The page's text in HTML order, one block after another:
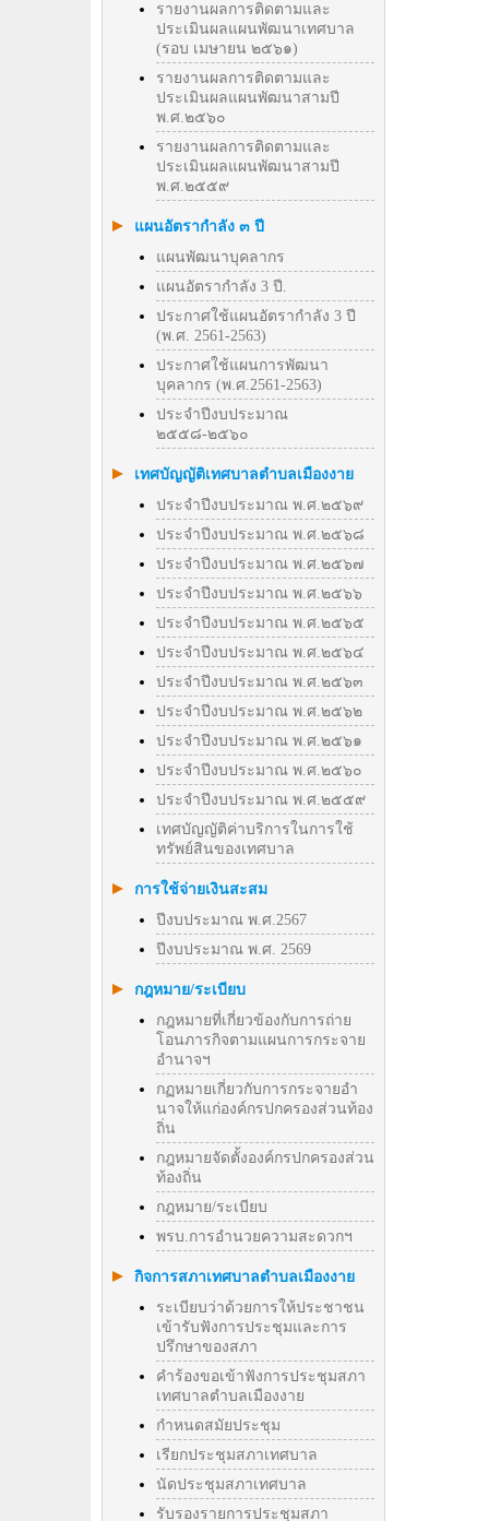
รายงานผลการติดตามและ
ประเมินผลแผนพัฒนาเทศบาล
(รอบ เมษายน ๒๕๖๑)
รายงานผลการติดตามและ
ประเมินผลแผนพัฒนาสามปี
พ.ศ.๒๕๖๐
รายงานผลการติดตามและ
ประเมินผลแผนพัฒนาสามปี
พ.ศ.๒๕๕๙
แผนอัตรากำลัง ๓ ปี
แผนพัฒนาบุคลากร
แผนอัตรากำลัง 3 ปี.
ประกาศใช้แผนอัตรากำลัง 3 ปี
(พ.ศ. 2561-2563)
ประกาศใช้แผนการพัฒนา
บุคลากร (พ.ศ.2561-2563)
ประจำปีงบประมาณ
๒๕๕๘-๒๕๖๐
เทศบัญญัติเทศบาลตำบลเมืองงาย
ประจำปีงบประมาณ พ.ศ.๒๕๖๙
ประจำปีงบประมาณ พ.ศ.๒๕๖๘
ประจำปีงบประมาณ พ.ศ.๒๕๖๗
ประจำปีงบประมาณ พ.ศ.๒๕๖๖
ประจำปีงบประมาณ พ.ศ.๒๕๖๕
ประจำปีงบประมาณ พ.ศ.๒๕๖๔
ประจำปีงบประมาณ พ.ศ.๒๕๖๓
ประจำปีงบประมาณ พ.ศ.๒๕๖๒
ประจำปีงบประมาณ พ.ศ.๒๕๖๑
ประจำปีงบประมาณ พ.ศ.๒๕๖๐
ประจำปีงบประมาณ พ.ศ.๒๕๕๙
เทศบัญญัติค่าบริการในการใช้
ทรัพย์สินของเทศบาล
การใช้จ่ายเงินสะสม
ปีงบประมาณ พ.ศ.2567
ปีงบประมาณ พ.ศ. 2569
กฎหมาย/ระเบียบ
กฎหมายที่เกี่ยวข้องกับการถ่าย
โอนภารกิจตามแผนการกระจาย
อำนาจฯ
กฏหมายเกี่ยวกับการกระจายอำ
นาจให้แก่องค์กรปกครองส่วนท้อง
ถิ่น
กฎหมายจัดตั้งองค์กรปกครองส่วน
ท้องถิ่น
กฎหมาย/ระเบียบ
พรบ.การอำนวยความสะดวกฯ
กิจการสภาเทศบาลตำบลเมืองงาย
ระเบียบว่าด้วยการให้ประชาชน
เข้ารับฟังการประชุมและการ
ปรึกษาของสภา
คำร้องขอเข้าฟังการประชุมสภา
เทศบาลตำบลเมืองงาย
กำหนดสมัยประชุม
เรียกประชุมสภาเทศบาล
นัดประชุมสภาเทศบาล
รับรองรายการประชุมสภา